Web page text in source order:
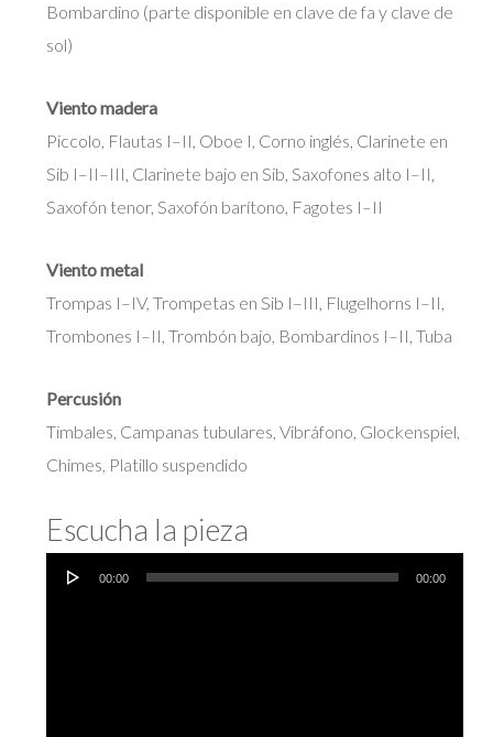
Bombardino (parte disponible en clave de fa y clave de
sol)
Viento madera
Piccolo, Flautas I–II, Oboe I, Corno inglés, Clarinete en
Sib I–II–III, Clarinete bajo en Sib, Saxofones alto I–II,
Saxofón tenor, Saxofón barítono, Fagotes I–II
Viento metal
Trompas I–IV, Trompetas en Sib I–III, Flugelhorns I–II,
Trombones I–II, Trombón bajo, Bombardinos I–II, Tuba
Percusión
Timbales, Campanas tubulares, Vibráfono, Glockenspiel,
Chimes, Platillo suspendido
Escucha la pieza
Reproductor
00:00 00:00